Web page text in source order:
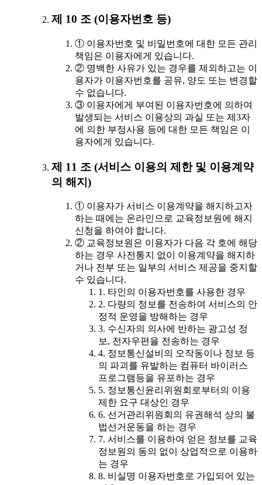
제 10 조 (이용자번호 등)
① 이용자번호 및 비밀번호에 대한 모든 관리
책임은 이용자에게 있습니다.
② 명백한 사유가 있는 경우를 제외하고는 이
용자가 이용자번호를 공유, 양도 또는 변경할
수 없습니다.
③ 이용자에게 부여된 이용자번호에 의하여
발생되는 서비스 이용상의 과실 또는 제3자
에 의한 부정사용 등에 대한 모든 책임은 이
용자에게 있습니다.
제 11 조 (서비스 이용의 제한 및 이용계약
의 해지)
① 이용자가 서비스 이용계약을 해지하고자
하는 때에는 온라인으로 교육정보원에 해지
신청을 하여야 합니다.
② 교육정보원은 이용자가 다음 각 호에 해당
하는 경우 사전통지 없이 이용계약을 해지하
거나 전부 또는 일부의 서비스 제공을 중지할
수 있습니다.
1. 타인의 이용자번호를 사용한 경우
2. 다량의 정보를 전송하여 서비스의 안
정적 운영을 방해하는 경우
3. 수신자의 의사에 반하는 광고성 정
보, 전자우편을 전송하는 경우
4. 정보통신설비의 오작동이나 정보 등
의 파괴를 유발하는 컴퓨터 바이러스
프로그램등을 유포하는 경우
5. 정보통신윤리위원회로부터의 이용
제한 요구 대상인 경우
6. 선거관리위원회의 유권해석 상의 불
법선거운동을 하는 경우
7. 서비스를 이용하여 얻은 정보를 교육
정보원의 동의 없이 상업적으로 이용하
는 경우
8. 비실명 이용자번호로 가입되어 있는